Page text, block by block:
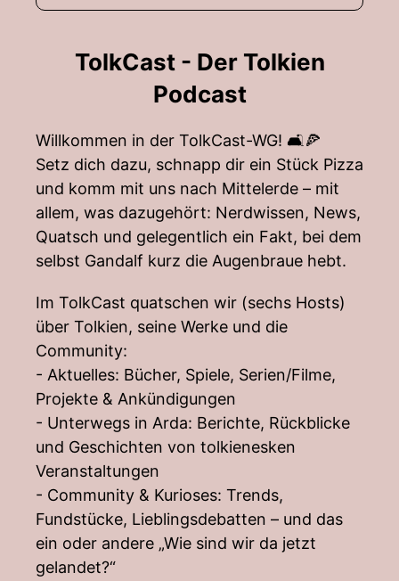
TolkCast - Der Tolkien
Podcast
Willkommen in der TolkCast-WG! 🛋️🍕
Setz dich dazu, schnapp dir ein Stück Pizza
und komm mit uns nach Mittelerde – mit
allem, was dazugehört: Nerdwissen, News,
Quatsch und gelegentlich ein Fakt, bei dem
selbst Gandalf kurz die Augenbraue hebt.
Im TolkCast quatschen wir (sechs Hosts)
über Tolkien, seine Werke und die
Community:
- Aktuelles: Bücher, Spiele, Serien/Filme,
Projekte & Ankündigungen
- Unterwegs in Arda: Berichte, Rückblicke
und Geschichten von tolkienesken
Veranstaltungen
- Community & Kurioses: Trends,
Fundstücke, Lieblingsdebatten – und das
ein oder andere „Wie sind wir da jetzt
gelandet?“